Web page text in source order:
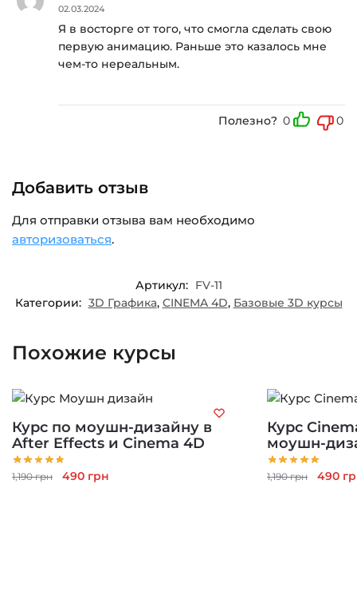
02.03.2024
Я в восторге от того, что смогла сделать свою
первую анимацию. Раньше это казалось мне
чем-то нереальным.
Полезно? 0 0
Добавить отзыв
Для отправки отзыва вам необходимо
авторизоваться.
Артикул: FV-11
Категории: 3D Графика, CINEMA 4D, Базовые 3D курсы
Похожие курсы
Курс по моушн-дизайну в
After Effects и Cinema 4D
1,190грн
Первоначальная
490 грн
Курс
моушн-
1,190грн 490